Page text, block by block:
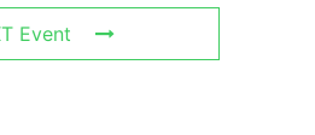
Event